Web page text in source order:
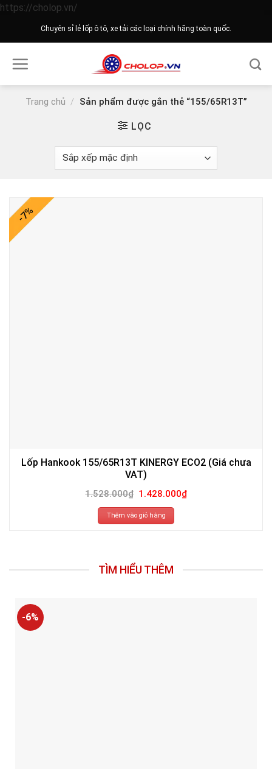
https://cholop.vn/
to
Chuyên sỉ lẻ lốp ô tô, xe tải các loại chính hãng toàn quốc.
Trang chủ / Sản phẩm được gắn thẻ “155/65R13T”
LỌC
-7%
Lốp Hankook 155/65R13T KINERGY ECO2 (Giá chưa
VAT)
1.528.000₫ Giá
gốc
là:
1.528.000₫.
1.428.000₫Giá
hiện
Thêm vào giỏ hàng
TÌM HIỂU THÊM
-6%